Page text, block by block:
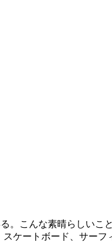
。こんな素晴らしいこ
ケートボード、サーフ